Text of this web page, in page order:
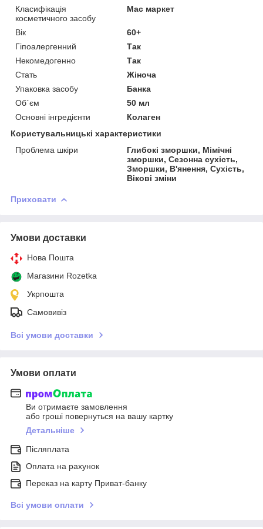
Класифікація
косметичного засобу
Мас маркет
Вік
60+
Гіпоалергенний
Так
Некомедогенно
Так
Стать
Жіноча
Упаковка засобу
Банка
Об`єм
50 мл
Основні інгредієнти
Колаген
Користувальницькі характеристики
Проблема шкіри
Глибокі зморшки, Мімічні
зморшки, Сезонна сухість,
Зморшки, В'янення, Сухість,
Вікові зміни
Приховати
Умови доставки
Нова Пошта
Магазини Rozetka
Укрпошта
Самовивіз
Всі умови доставки
Умови оплати
Ви отримаєте замовлення
або гроші повернуться на вашу картку
Детальніше
Післяплата
Оплата на рахунок
Переказ на карту Приват-банку
Всі умови оплати